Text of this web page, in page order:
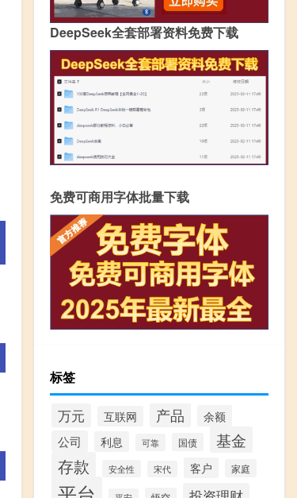
DeepSeek全套部署资料免费下载
免费可商用字体批量下载
标签
万元 互联网 产品
余额
公司
利息 可靠 国债 基金
存款 安全性 宋代 客户 家庭